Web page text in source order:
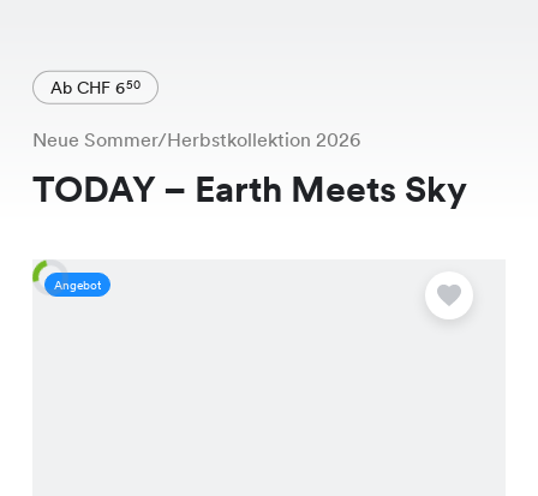
Ab CHF 650
Neue Sommer/Herbstkollektion 2026
TODAY – Earth Meets Sky
Angebot